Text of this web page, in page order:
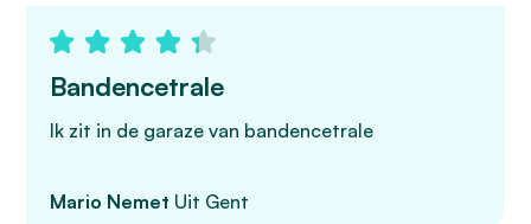
Bandencetrale
Ik zit in de garaze van bandencetrale
Mario Nemet Uit Gent